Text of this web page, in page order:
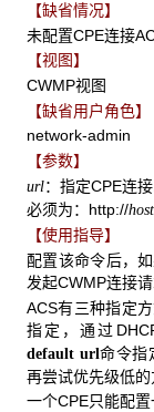
【缺省情况】
未配置CPE连接
【视图】
CWMP视图
【缺省用户角色】
network-admin
【参数】
url：指定CPE连
必须为：http://host
【使用指导】
配置该命令后，
发起CWMP连接请
ACS有三种指定
指定，通过
default url命令指
再尝试优先级低的
一个CPE只能配置